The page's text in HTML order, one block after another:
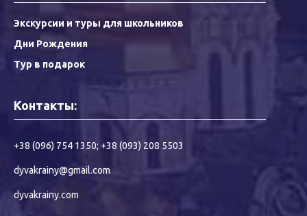
Экскурсии и туры для школьников
Дни Рождения
Тур в подарок
Контакты:
+38 (096) 754 1350; +38 (093) 208 5503
dyvakrainy@gmail.com
dyvakrainy.com